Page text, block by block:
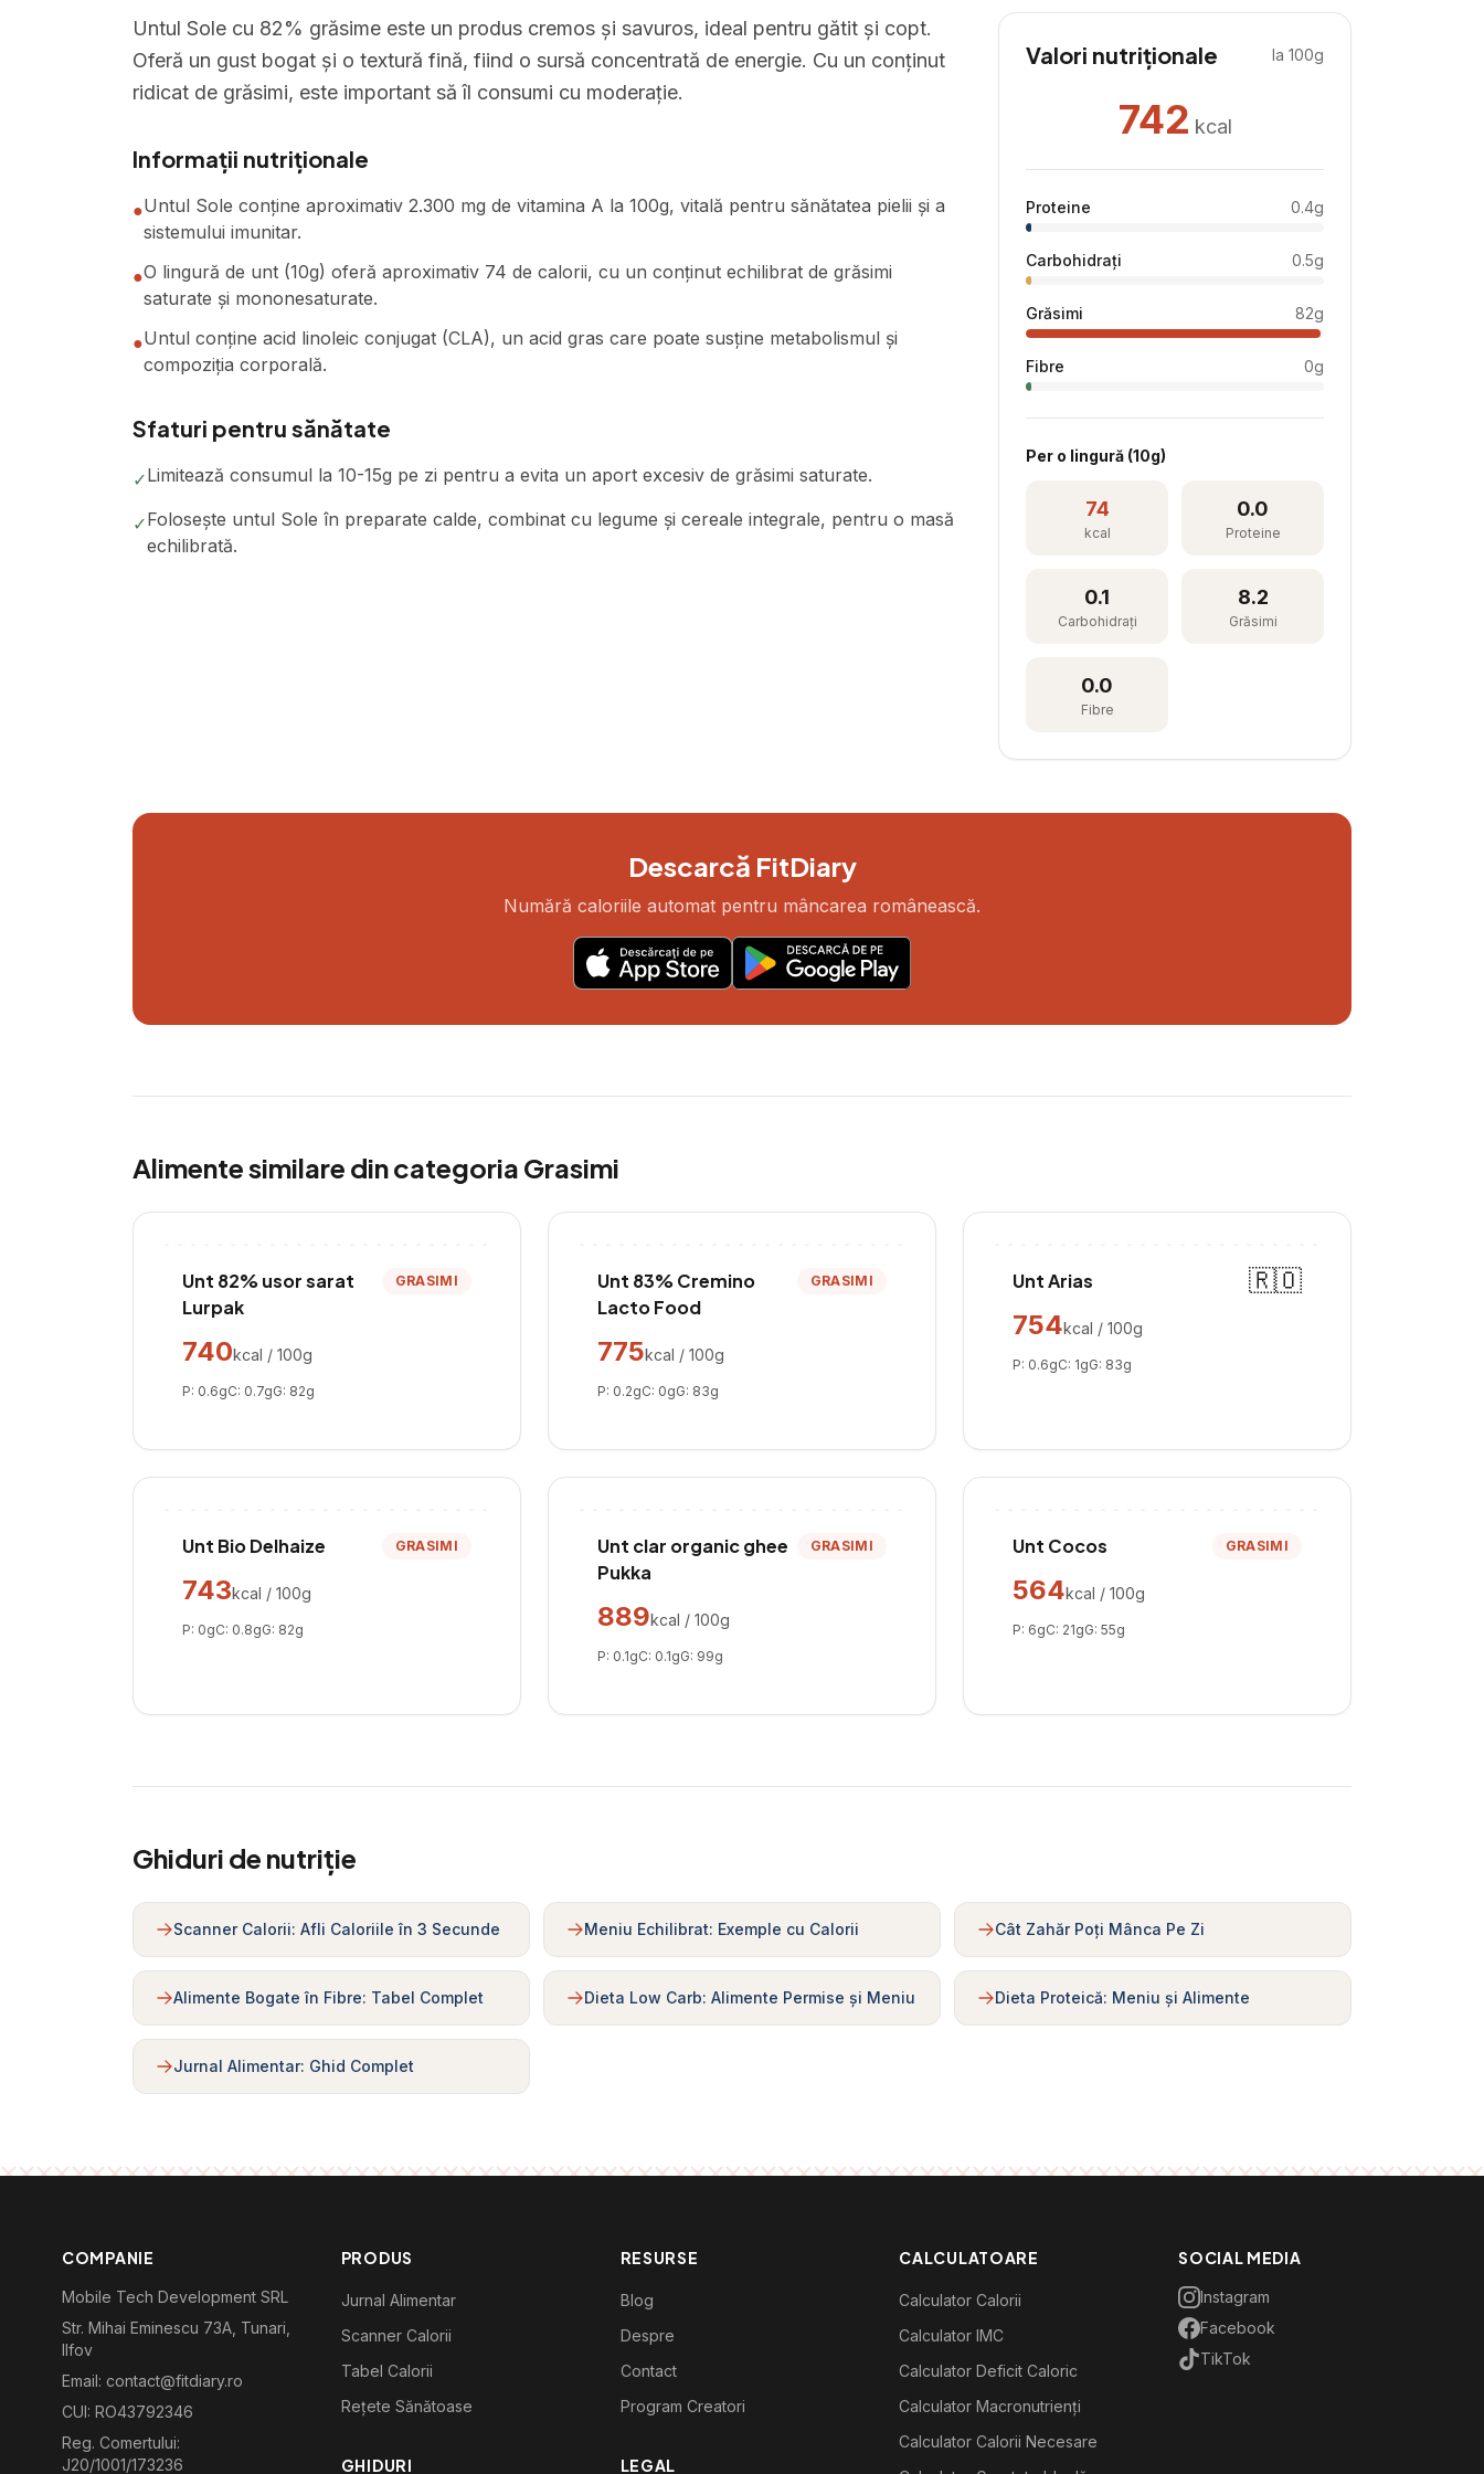
Untul Sole cu 82% grăsime este un produs cremos și savuros, ideal pentru gătit și copt.
Oferă un gust bogat și o textură fină, fiind o sursă concentrată de energie. Cu un conținut
ridicat de grăsimi, este important să îl consumi cu moderație.
Informații nutriționale
●Untul Sole conține aproximativ 2.300 mg de vitamina A la 100g, vitală pentru sănătatea pielii și a
sistemului imunitar.
●O lingură de unt (10g) oferă aproximativ 74 de calorii, cu un conținut echilibrat de grăsimi
saturate și mononesaturate.
●Untul conține acid linoleic conjugat (CLA), un acid gras care poate susține metabolismul și
compoziția corporală.
Sfaturi pentru sănătate
✓Limitează consumul la 10-15g pe zi pentru a evita un aport excesiv de grăsimi saturate.
✓Folosește untul Sole în preparate calde, combinat cu legume și cereale integrale, pentru o masă
echilibrată.
Valori nutriționale la 100g
742 kcal
Proteine 0.4g
Carbohidrați 0.5g
Grăsimi 82g
Fibre 0g
Per o lingură (10g)
74
kcal
0.0
Proteine
0.1
Carbohidrați
8.2
Grăsimi
0.0
Fibre
Descarcă FitDiary
Numără caloriile automat pentru mâncarea românească.
Alimente similare din categoria Grasimi
Unt 82% usor sarat
Lurpak
GRASIMI
740kcal / 100g
P: 0.6gC: 0.7gG: 82g
Unt 83% Cremino
Lacto Food
GRASIMI
775kcal / 100g
P: 0.2gC: 0gG: 83g
Unt Arias
🇷🇴
754kcal / 100g
P: 0.6gC: 1gG: 83g
Unt Bio Delhaize GRASIMI
743kcal / 100g
P: 0gC: 0.8gG: 82g
Unt clar organic ghee
Pukka
GRASIMI
889kcal / 100g
P: 0.1gC: 0.1gG: 99g
Unt Cocos GRASIMI
564kcal / 100g
P: 6gC: 21gG: 55g
Ghiduri de nutriție
Scanner Calorii: Afli Caloriile în 3 Secunde Meniu Echilibrat: Exemple cu Calorii Cât Zahăr Poți Mânca Pe Zi
Alimente Bogate în Fibre: Tabel Complet Dieta Low Carb: Alimente Permise și Meniu Dieta Proteică: Meniu și Alimente
Jurnal Alimentar: Ghid Complet
COMPANIE
Mobile Tech Development SRL
Str. Mihai Eminescu 73A, Tunari,
Ilfov
Email: contact@fitdiary.ro
CUI: RO43792346
Reg. Comertului:
J20/1001/173236
PRODUS
Jurnal Alimentar
Scanner Calorii
Tabel Calorii
Rețete Sănătoase
GHIDURI
RESURSE
Blog
Despre
Contact
Program Creatori
LEGAL
CALCULATOARE
Calculator Calorii
Calculator IMC
Calculator Deficit Caloric
Calculator Macronutrienți
Calculator Calorii Necesare
SOCIAL MEDIA
Instagram
Facebook
TikTok